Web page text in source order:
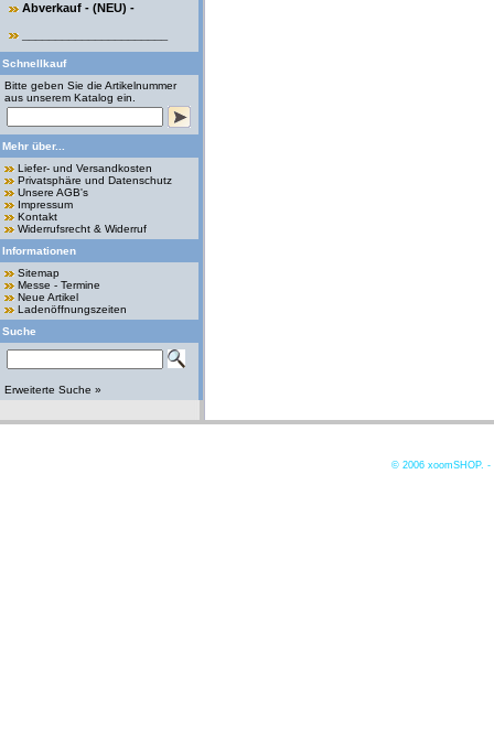
Abverkauf - (NEU) -
Schnellkauf
Bitte geben Sie die Artikelnummer
aus unserem Katalog ein.
Mehr über...
Liefer- und Versandkosten
Privatsphäre und Datenschutz
Unsere AGB's
Impressum
Kontakt
Widerrufsrecht & Widerruf
Informationen
Sitemap
Messe - Termine
Neue Artikel
Ladenöffnungszeiten
Suche
Erweiterte Suche »
© 2006 xoomSHOP. -